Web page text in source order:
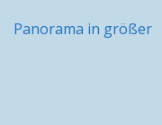
Panorama in größer